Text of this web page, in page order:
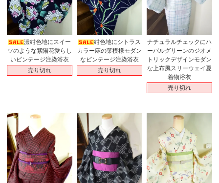
濃紺色地にスイー
ツのような紫陽花愛らし
いビンテージ注染浴衣
売り切れ
紺色地にシトラス
カラー麻の葉模様モダン
なビンテージ注染浴衣
売り切れ
ナチュラルチェックにハ
ーバルグリーンのジオメ
トリックデザインモダン
な上布風スリーウェイ夏
着物浴衣
売り切れ